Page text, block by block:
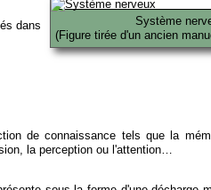
Système
(Figure tirée d'un ancien
dans
de connaissance tels que la
la perception ou l'attention…